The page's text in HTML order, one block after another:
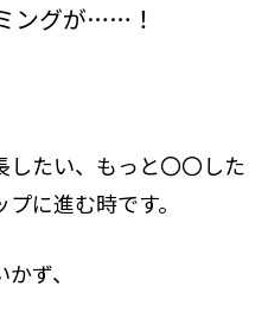
ングが……！
たい、もっと〇〇した
に進む時です。
ず、